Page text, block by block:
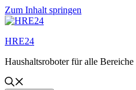
Zum Inhalt springen
HRE24
Haushaltsroboter für alle Bereiche